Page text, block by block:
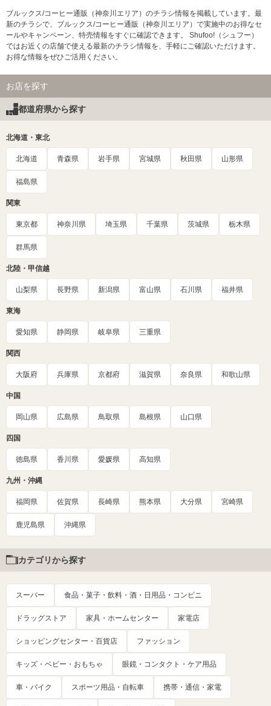
ブルックス/コーヒー通販（神奈川エリア）のチラシ情報を掲載しています。最
新のチラシで、ブルックス/コーヒー通販（神奈川エリア）で実施中のお得なセ
ールやキャンペーン、特売情報をすぐに確認できます。 Shufoo!（シュフー）
ではお近くの店舗で使える最新のチラシ情報を、手軽にご確認いただけます。
お得な情報をぜひご活用ください。
お店を探す
都道府県から探す
北海道・東北
北海道 青森県 岩手県 宮城県 秋田県 山形県
福島県
関東
東京都 神奈川県 埼玉県 千葉県 茨城県 栃木県
群馬県
北陸・甲信越
山梨県 長野県 新潟県 富山県 石川県 福井県
東海
愛知県 静岡県 岐阜県 三重県
関西
大阪府 兵庫県 京都府 滋賀県 奈良県 和歌山県
中国
岡山県 広島県 鳥取県 島根県 山口県
四国
徳島県 香川県 愛媛県 高知県
九州・沖縄
福岡県 佐賀県 長崎県 熊本県 大分県 宮崎県
鹿児島県 沖縄県
カテゴリから探す
スーパー 食品・菓子・飲料・酒・日用品・コンビニ
ドラッグストア 家具・ホームセンター 家電店
ショッピングセンター・百貨店 ファッション
キッズ・ベビー・おもちゃ 眼鏡・コンタクト・ケア用品
車・バイク スポーツ用品・自転車 携帯・通信・家電